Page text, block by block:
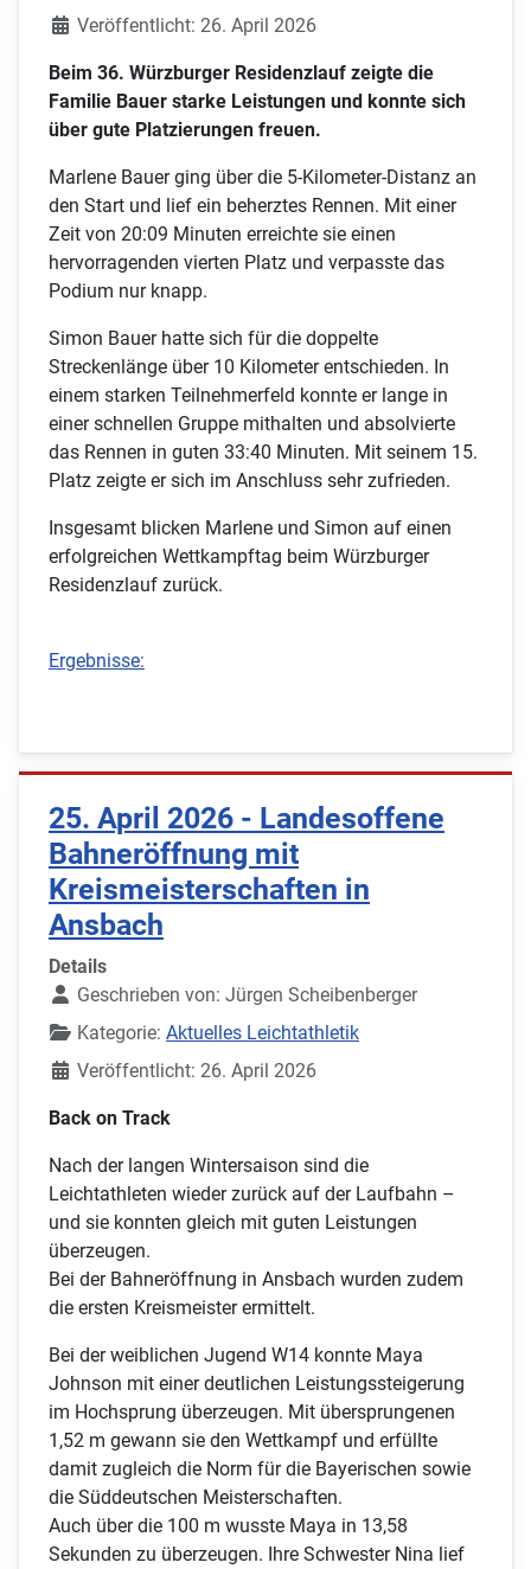
Veröffentlicht: 26. April 2026
Beim 36. Würzburger Residenzlauf zeigte die
Familie Bauer starke Leistungen und konnte sich
über gute Platzierungen freuen.
Marlene Bauer ging über die 5-Kilometer-Distanz an
den Start und lief ein beherztes Rennen. Mit einer
Zeit von 20:09 Minuten erreichte sie einen
hervorragenden vierten Platz und verpasste das
Podium nur knapp.
Simon Bauer hatte sich für die doppelte
Streckenlänge über 10 Kilometer entschieden. In
einem starken Teilnehmerfeld konnte er lange in
einer schnellen Gruppe mithalten und absolvierte
das Rennen in guten 33:40 Minuten. Mit seinem 15.
Platz zeigte er sich im Anschluss sehr zufrieden.
Insgesamt blicken Marlene und Simon auf einen
erfolgreichen Wettkampftag beim Würzburger
Residenzlauf zurück.
Ergebnisse:
25. April 2026 - Landesoffene
Bahneröffnung mit
Kreismeisterschaften in
Ansbach
Details
Geschrieben von: Jürgen Scheibenberger
Kategorie: Aktuelles Leichtathletik
Veröffentlicht: 26. April 2026
Back on Track
Nach der langen Wintersaison sind die
Leichtathleten wieder zurück auf der Laufbahn –
und sie konnten gleich mit guten Leistungen
überzeugen.
Bei der Bahneröffnung in Ansbach wurden zudem
die ersten Kreismeister ermittelt.
Bei der weiblichen Jugend W14 konnte Maya
Johnson mit einer deutlichen Leistungssteigerung
im Hochsprung überzeugen. Mit übersprungenen
1,52 m gewann sie den Wettkampf und erfüllte
damit zugleich die Norm für die Bayerischen sowie
die Süddeutschen Meisterschaften.
Auch über die 100 m wusste Maya in 13,58
Sekunden zu überzeugen. Ihre Schwester Nina lief